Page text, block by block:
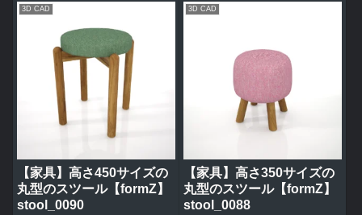
3D CAD
【家具】高さ450サイズの
丸型のスツール【formZ】
stool_0090
3D CAD
【家具】高さ350サイズの
丸型のスツール【formZ】
stool_0088